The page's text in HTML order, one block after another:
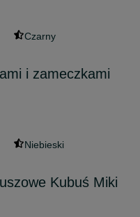
Czarny
i zameczkami
Niebieski
Kubuś Miki